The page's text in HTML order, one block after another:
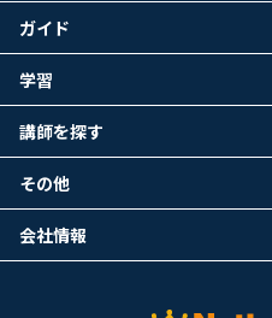
ガイド
学習
講師を探す
その他
会社情報